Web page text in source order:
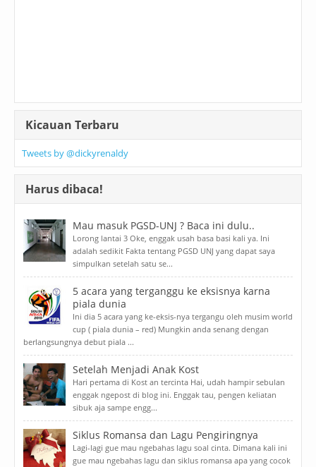
Kicauan Terbaru
Tweets by @dickyrenaldy
Harus dibaca!
Mau masuk PGSD-UNJ ? Baca ini dulu..
Lorong lantai 3 Oke, enggak usah basa basi kali ya. Ini
adalah sedikit Fakta tentang PGSD UNJ yang dapat saya
simpulkan setelah satu se...
5 acara yang terganggu ke eksisnya karna
piala dunia
Ini dia 5 acara yang ke-eksis-nya tergangu oleh musim world
cup ( piala dunia – red) Mungkin anda senang dengan
berlangsungnya debut piala ...
Setelah Menjadi Anak Kost
Hari pertama di Kost an tercinta Hai, udah hampir sebulan
enggak ngepost di blog ini. Enggak tau, pengen keliatan
sibuk aja sampe engg...
Siklus Romansa dan Lagu Pengiringnya
Lagi-lagi gue mau ngebahas lagu soal cinta. Dimana kali ini
gue mau ngebahas lagu dan siklus romansa apa yang cocok